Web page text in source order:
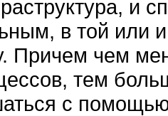
, и
в той или
Причем чем
, тем
с помощью